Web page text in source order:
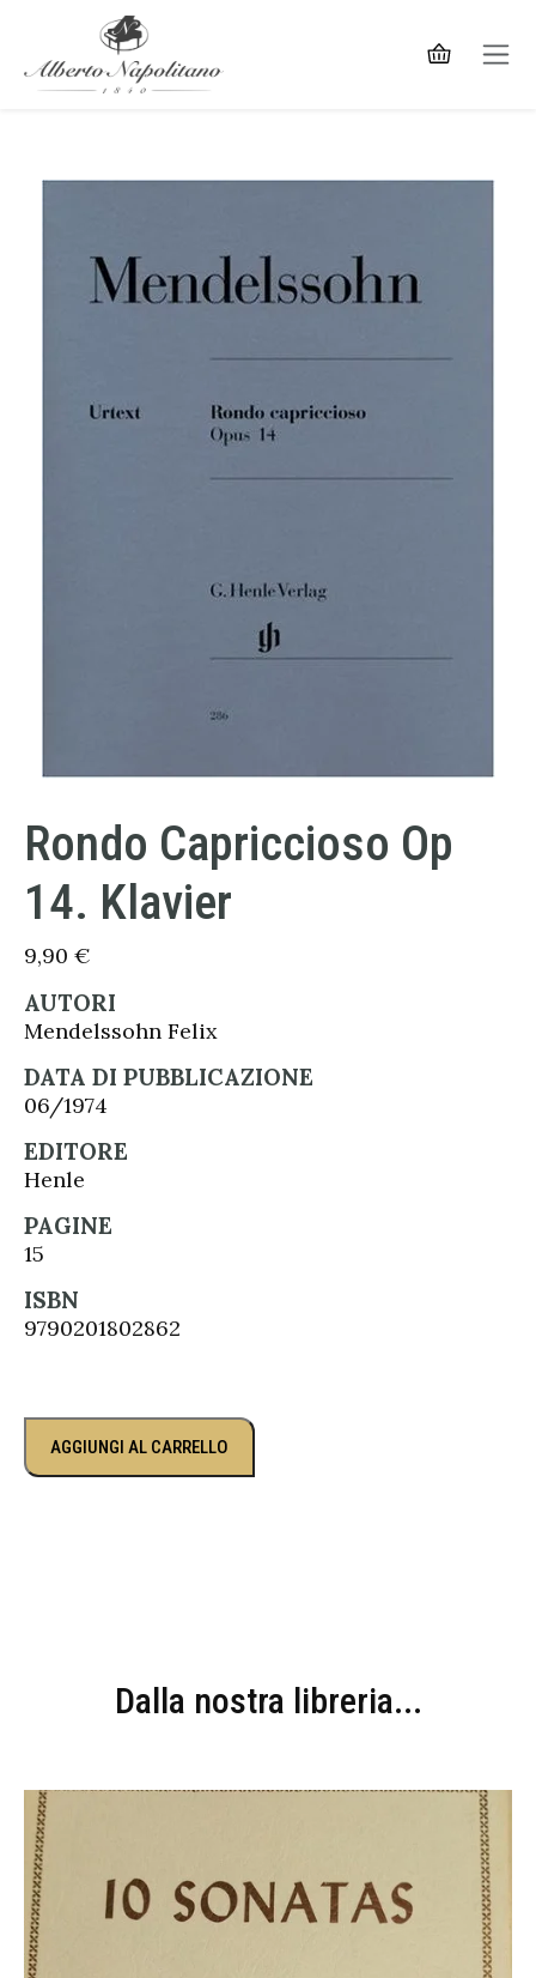
Rondo Capriccioso Op
14. Klavier
9,90 €
AUTORI
Mendelssohn Felix
DATA DI PUBBLICAZIONE
06/1974
EDITORE
Henle
PAGINE
15
ISBN
9790201802862
AGGIUNGI AL CARRELLO
Dalla nostra libreria...